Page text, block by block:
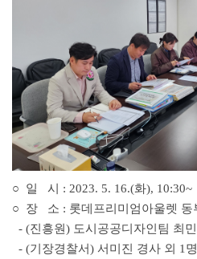
○ 일 시 : 2023. 5. 16.(화), 10:30~
○ 장 소 : 롯데프리미엄아울렛 동
- (진흥원) 도시공공디자인팀 최
- (기장경찰서) 서미진 경사 외 1명